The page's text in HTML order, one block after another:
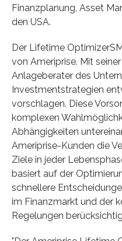
Finanzplanung, Asset
den USA.
Der Lifetime
von Ameriprise. Mit
Anlageberater des
Investmentstrategien
vorschlagen. Diese
komplexen
Abhängigkeiten
Ameriprise-Kunden die
Ziele in jeder
basiert auf der
schnellere
im Finanzmarkt und der
Regelungen